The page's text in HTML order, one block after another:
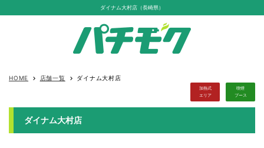
ダイナム大村店（長崎県）
HOME keyboard_arrow_right 店舗一覧 keyboard_arrow_right ダイナム大村店
加熱式
エリア
喫煙
ブース
ダイナム大村店